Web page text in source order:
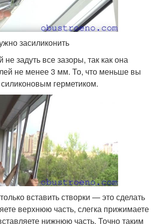
засиликонить
задуть все зазоры, так как она
не менее 3 мм. То, что меньше вы
герметиком.
вставить створки — это сделать
верхнюю часть, слегка прижимаете
нижнюю часть. Точно таким